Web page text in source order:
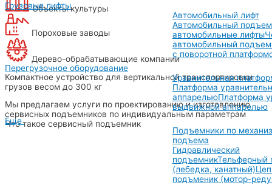
Грузовые лифты
Автомобильный лифт
Автомобильный
автомобильные лифты
автомобильный
с поворотной
Перегрузочное оборудование
Уравнительная
Платформа
аппарельюПлатформа
выдвижной аппарелью
Еще
Подъемники по
подъема
Гидравлический
подъемникТельферный
(лебедка, канатный)
подъменик (мотор-
Объекты культуры
Пороховые заводы
Дерево-обрабатывающие компании
Компактное устройство для вертикальной транспортировки
грузов весом до 300 кг
Мы предлагаем услуги по проектированию и изготовлению
сервисных подъемников по индивидуальным параметрам
Что такое сервисный подъемник